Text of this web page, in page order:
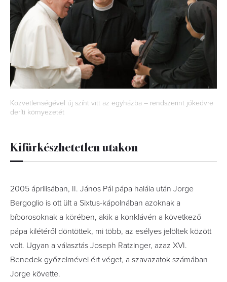
Közvetlenségével új színt vitt az egyházba – rendszerint jókedvre
deríti környezetét
Kifürkészhetetlen utakon
2005 áprilisában, II. János Pál pápa halála után Jorge
Bergoglio is ott ült a Sixtus-kápolnában azoknak a
bíborosoknak a körében, akik a konklávén a következő
pápa kilétéről döntöttek, mi több, az esélyes jelöltek között
volt. Ugyan a választás Joseph Ratzinger, azaz XVI.
Benedek győzelmével ért véget, a szavazatok számában
Jorge követte.